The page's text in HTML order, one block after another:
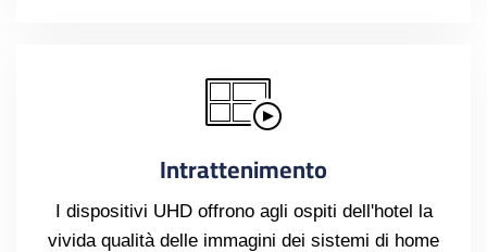
Intrattenimento
I dispositivi UHD offrono agli ospiti dell'hotel la
vivida qualità delle immagini dei sistemi di home